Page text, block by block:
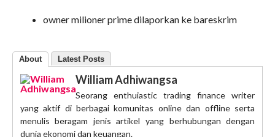
owner milioner prime dilaporkan ke bareskrim
About Latest Posts
William Adhiwangsa
Seorang enthuiastic trading finance writer
yang aktif di berbagai komunitas online dan offline serta
menulis beragam jenis artikel yang berhubungan dengan
dunia ekonomi dan keuangan.